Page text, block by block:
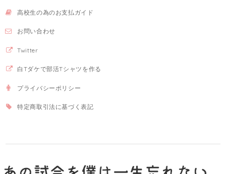
高校生の為のお支払ガイド
お問い合わせ
Twitter
白Tダケで部活Tシャツを作る
プライバシーポリシー
特定商取引法に基づく表記